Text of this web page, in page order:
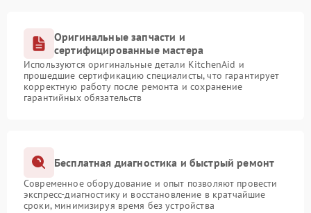
Оригинальные запчасти и
сертифицированные мастера
Используются оригинальные детали KitchenAid и
прошедшие сертификацию специалисты, что гарантирует
корректную работу после ремонта и сохранение
гарантийных обязательств
Бесплатная диагностика и быстрый ремонт
Современное оборудование и опыт позволяют провести
экспресс-диагностику и восстановление в кратчайшие
сроки, минимизируя время без устройства